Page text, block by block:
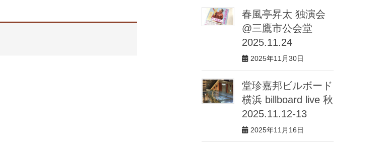
春風亭昇太 独演会
@三鷹市公会堂
2025.11.24
2025年11月30日
堂珍嘉邦ビルボード
横浜 billboard live 秋
2025.11.12-13
2025年11月16日